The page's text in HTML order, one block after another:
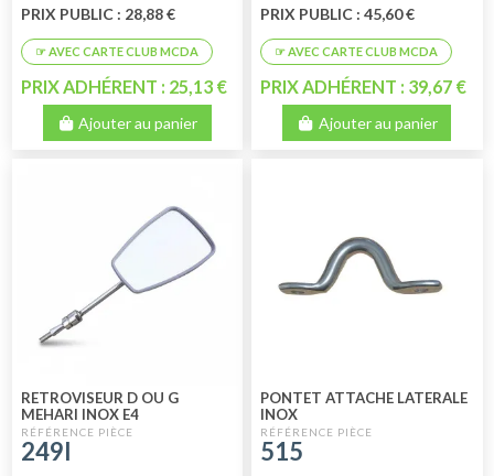
PRIX PUBLIC : 28,88 €
PRIX ADHÉRENT : 25,13 €
Ajouter au panier
PRIX PUBLIC : 45,60 €
PRIX ADHÉRENT : 39,67 €
Ajouter au panier
RETROVISEUR D OU G
MEHARI INOX E4
249I
PONTET ATTACHE LATERALE
INOX
515